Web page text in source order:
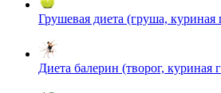
Грушевая диета (груша, куриная
Диета балерин (творог, куриная